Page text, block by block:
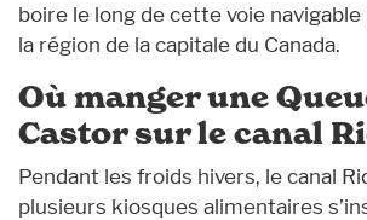
boire le long de cette voie
la région de la capitale du Canada.
Où manger une
Castor sur le canal
Pendant les froids hivers, le canal
plusieurs kiosques alimentaires